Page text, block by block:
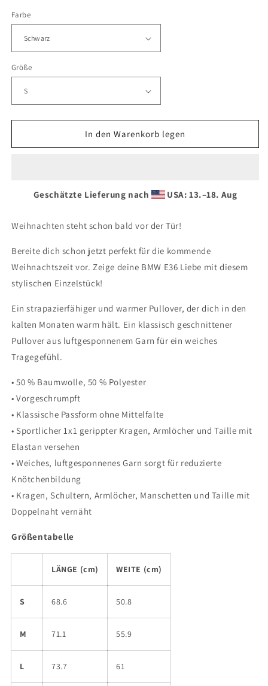
die
Menge
E36
XMAS
Sweater
TBM
die
XMAS
TBM
Farbe
Größe
In den Warenkorb legen
Geschätzte Lieferung nach USA: 13.⁠–18. Aug
Weihnachten steht schon bald vor der Tür!
Bereite dich schon jetzt perfekt für die kommende
Weihnachtszeit vor. Zeige deine BMW E36 Liebe mit diesem
stylischen Einzelstück!
Ein strapazierfähiger und warmer Pullover, der dich in den
kalten Monaten warm hält. Ein klassisch geschnittener
Pullover aus luftgesponnenem Garn für ein weiches
Tragegefühl.
• 50 % Baumwolle, 50 % Polyester
• Vorgeschrumpft
• Klassische Passform ohne Mittelfalte
• Sportlicher 1x1 gerippter Kragen, Armlöcher und Taille mit
Elastan versehen
• Weiches, luftgesponnenes Garn sorgt für reduzierte
Knötchenbildung
• Kragen, Schultern, Armlöcher, Manschetten und Taille mit
Doppelnaht vernäht
Größentabelle
LÄNGE (cm) WEITE (cm)
S 68.6 50.8
M 71.1 55.9
L 73.7 61